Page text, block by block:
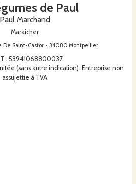
de Paul
Paul Marchand
Maraîcher
De Saint-Castor - 34080 Montpellier
: 53941068800037
(sans autre indication). Entreprise non
assujettie à TVA